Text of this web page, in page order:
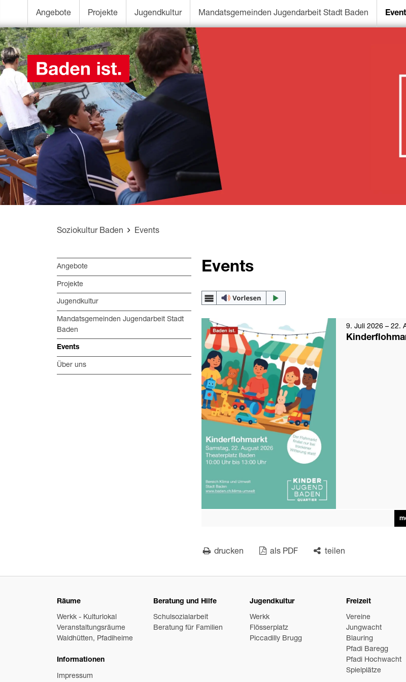
Angebote Projekte Jugendkultur Mandatsgemeinden Jugendarbeit Stadt Baden
Soziokultur Baden Events
Angebote
Projekte
Jugendkultur
Mandatsgemeinden Jugendarbeit Stadt
Baden
Events
Über uns
Events
9. Juli 2026 – 22.
drucken als PDF teilen
Räume
Werkk - Kulturlokal
Veranstaltungsräume
Waldhütten, Pfadiheime
Informationen
Impressum
Beratung und Hilfe
Schulsozialarbeit
Beratung für Familien
Jugendkultur
Werkk
Flösserplatz
Piccadilly Brugg
Freizeit
Vereine
Jungwacht
Blauring
Pfadi Baregg
Pfadi Hochwacht
Spielplätze